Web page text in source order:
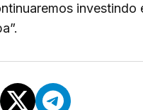
investindo